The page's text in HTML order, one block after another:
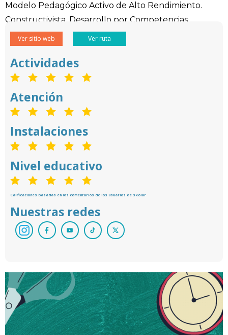
Modelo Pedagógico Activo de Alto Rendimiento.
Constructivista. Desarrollo por Competencias
Ver sitio web Ver ruta
Actividades
Atención
Instalaciones
Nivel educativo
Calificaciones basadas en los comentarios de los usuarios de skolar
Nuestras redes